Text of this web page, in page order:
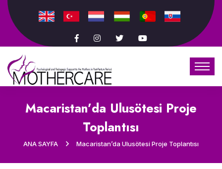
Macaristan’da Ulusötesi Proje
Toplantısı
ANA SAYFA Macaristan’da Ulusötesi Proje Toplantısı